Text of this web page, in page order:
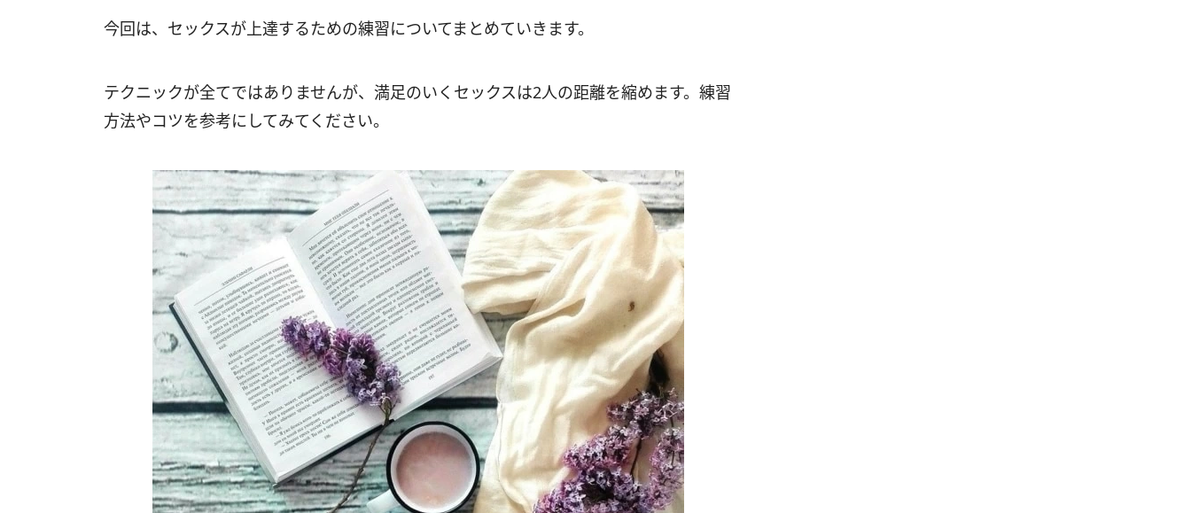
今回は、セックスが上達するための練習についてまとめていきます。
テクニックが全てではありませんが、満足のいくセックスは2人の距離を縮めます。練習
方法やコツを参考にしてみてください。